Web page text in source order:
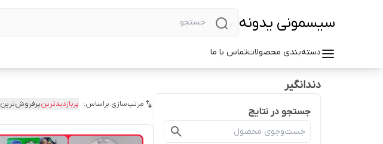
سیسمونی یدونه
دسته‌بندی محصولاتتماس با ما
دندانگیر
جستجو در نتایج
مرتب‌سازی براساس: پربازدیدترینپرفروش‌ترین